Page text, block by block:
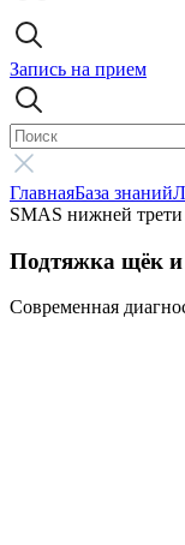
Запись на прием
ГлавнаяБаза знаний
SMAS нижней
Подтяжка щёк
Современная